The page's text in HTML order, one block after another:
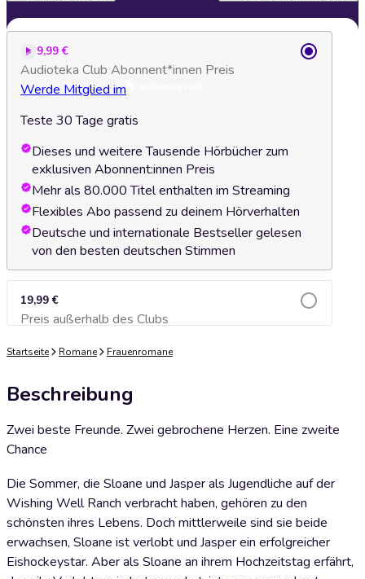
9,99 €
Audioteka Club Abonnent*innen Preis
Werde Mitglied im
Teste 30 Tage gratis
Dieses und weitere Tausende Hörbücher zum
exklusiven Abonnent:innen Preis
Mehr als 80.000 Titel enthalten im Streaming
Flexibles Abo passend zu deinem Hörverhalten
Deutsche und internationale Bestseller gelesen
von den besten deutschen Stimmen
19,99 €
Preis außerhalb des ClubsZum Warenkorb hinzufügen
Startseite Romane Frauenromane
Beschreibung
Zwei beste Freunde. Zwei gebrochene Herzen. Eine zweite
Chance
Die Sommer, die Sloane und Jasper als Jugendliche auf der
Wishing Well Ranch verbracht haben, gehören zu den
schönsten ihres Lebens. Doch mittlerweile sind sie beide
erwachsen, Sloane ist verlobt und Jasper ein erfolgreicher
Eishockeystar. Aber als Sloane an ihrem Hochzeitstag erfährt,